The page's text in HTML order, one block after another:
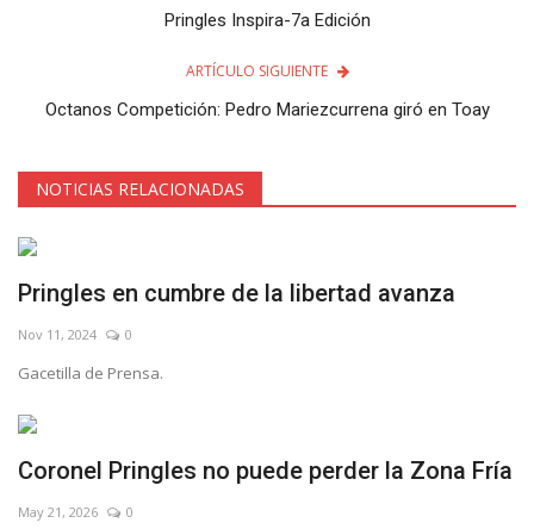
Pringles Inspira-7a Edición
ARTÍCULO SIGUIENTE
Octanos Competición: Pedro Mariezcurrena giró en Toay
NOTICIAS RELACIONADAS
Pringles en cumbre de la libertad avanza
Nov 11, 2024 0
Gacetilla de Prensa.
Coronel Pringles no puede perder la Zona Fría
May 21, 2026 0